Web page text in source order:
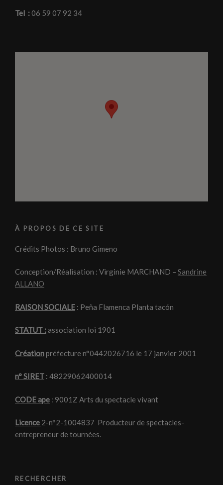
Tel :06 59 07 92 34
À PROPOS DE CE SITE
Crédits Photos : Bruno Gimeno
Conception/Réalisation : Virginie MARCHAND – Sandrine
ALLANO
RAISON SOCIALE : Peña Flamenca Planta tacón
STATUT :association loi 1901
Créationpréfecture n°0442026716 le 17 janvier 2001
n° SIRET : 48229062400014
CODE ape : 9001Z Arts du spectacle vivant
Licence 2-n°2-1004837 Producteur de spectacles-
entrepreneur de tournées.
RECHERCHER